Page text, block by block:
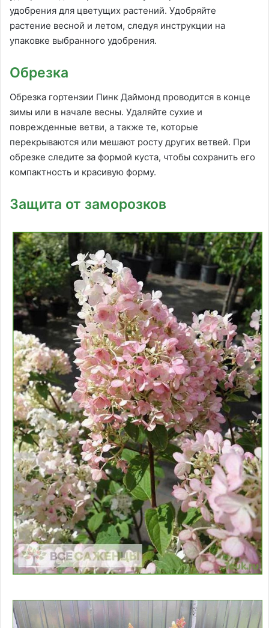
удобрения для цветущих растений. Удобряйте
растение весной и летом, следуя инструкции на
упаковке выбранного удобрения.
Обрезка
Обрезка гортензии Пинк Даймонд проводится в конце
зимы или в начале весны. Удаляйте сухие и
поврежденные ветви, а также те, которые
перекрываются или мешают росту других ветвей. При
обрезке следите за формой куста, чтобы сохранить его
компактность и красивую форму.
Защита от заморозков